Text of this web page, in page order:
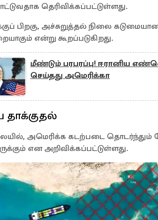
தெரிவிக்கப்பட்டுள்ளது.
பிறகு, அச்சுறுத்தல் நிலை
என்று கூறப்படுகிறது.
மீண்டும் பரபரப்பு! ஈரானிய
செய்தது அமெரிக்கா
தாக்குதல்
அமெரிக்க கடற்படை
என அறிவிக்கப்பட்டுள்ளது.